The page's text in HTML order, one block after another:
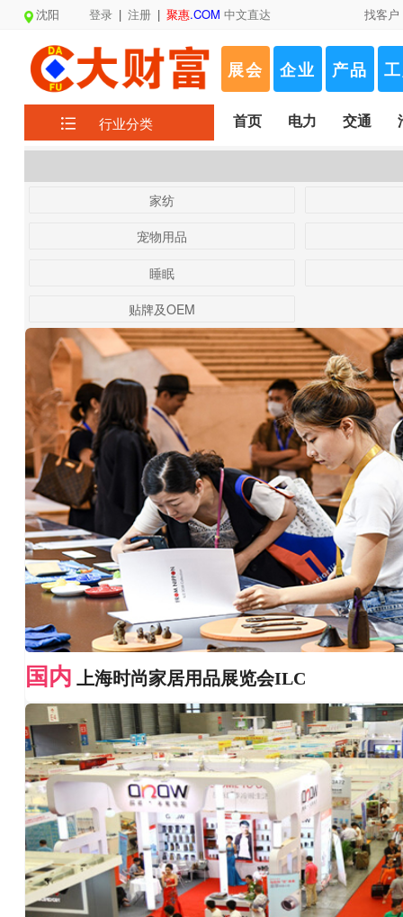
沈阳 登录 | 注册 | 聚惠.COM 中文直达 找客户
展会 企业 产品
行业分类 首页 电力 交通
家纺
宠物用品
睡眠
贴牌及OEM
国内 上海时尚家居用品展览会ILC